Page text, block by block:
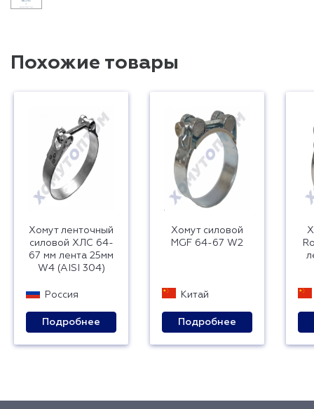
Похожие товары
Хомут ленточный
силовой ХЛС 64-
67 мм лента 25мм
W4 (AISI 304)
Россия
Подробнее
Хомут силовой
MGF 64-67 W2
Китай
Подробнее